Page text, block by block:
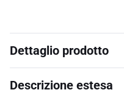
Dettaglio prodotto
Descrizione estesa